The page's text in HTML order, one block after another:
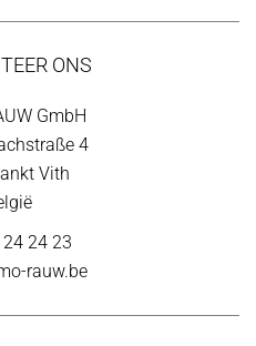
ONS
GmbH
4
Vith
24 23
rauw.be